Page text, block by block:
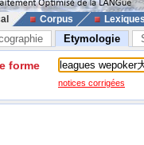
Corpus
Etymologie
forme
notices corrigées